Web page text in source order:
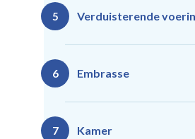
Rails
Enkele plooi
5 Verduisterende
Gevoerde gordijnen
isoleert kou, warmte en
6 Embrasse
7 Kamer